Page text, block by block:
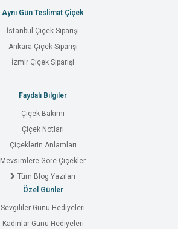
Aynı Gün Teslimat Çiçek
İstanbul Çiçek Siparişi
Ankara Çiçek Siparişi
İzmir Çiçek Siparişi
Faydalı Bilgiler
Çiçek Bakımı
Çiçek Notları
Çiçeklerin Anlamları
Mevsimlere Göre Çiçekler
Tüm Blog Yazıları
Özel Günler
Sevgililer Günü Hediyeleri
Kadınlar Günü Hediyeleri